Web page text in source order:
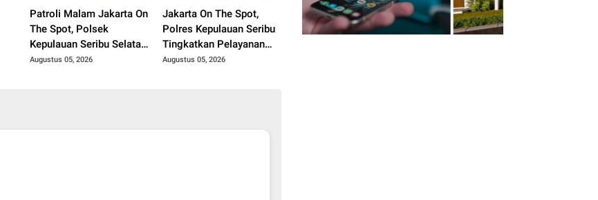
Patroli Malam Jakarta On
The Spot, Polsek
Kepulauan Seribu Selatan
Maksimalkan Sosialisasi
Augustus 05, 2026
Jakarta On The Spot,
Polres Kepulauan Seribu
Tingkatkan Pelayanan
Humanis di Dermaga dan
Augustus 05, 2026